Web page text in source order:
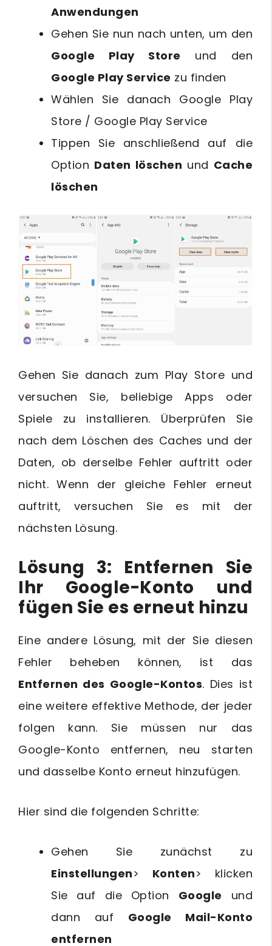
Anwendungen
Gehen Sie nun nach unten, um den
Google Play Store und den
Google Play Service zu finden
Wählen Sie danach Google Play
Store / Google Play Service
Tippen Sie anschließend auf die
Option Daten löschen und Cache
löschen
Gehen Sie danach zum Play Store und
versuchen Sie, beliebige Apps oder
Spiele zu installieren. Überprüfen Sie
nach dem Löschen des Caches und der
Daten, ob derselbe Fehler auftritt oder
nicht. Wenn der gleiche Fehler erneut
auftritt, versuchen Sie es mit der
nächsten Lösung.
Lösung 3: Entfernen Sie
Ihr Google-Konto und
fügen Sie es erneut hinzu
Eine andere Lösung, mit der Sie diesen
Fehler beheben können, ist das
Entfernen des Google-Kontos. Dies ist
eine weitere effektive Methode, der jeder
folgen kann. Sie müssen nur das
Google-Konto entfernen, neu starten
und dasselbe Konto erneut hinzufügen.
Hier sind die folgenden Schritte:
Gehen Sie zunächst zu
Einstellungen> Konten> klicken
Sie auf die Option Google und
dann auf Google Mail-Konto
entfernen